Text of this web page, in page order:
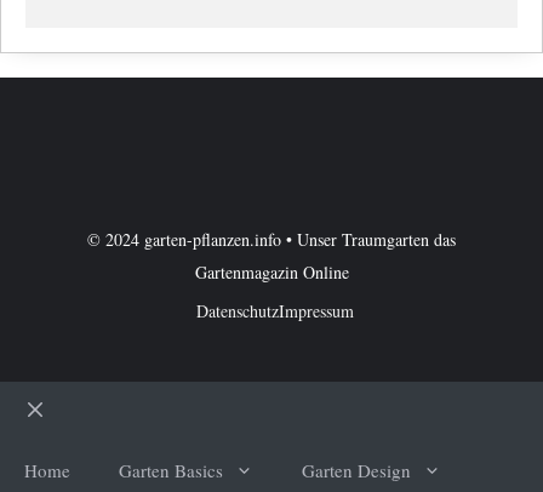
© 2024 garten-pflanzen.info • Unser Traumgarten das
Gartenmagazin Online
DatenschutzImpressum
Home Garten Basics Garten Design